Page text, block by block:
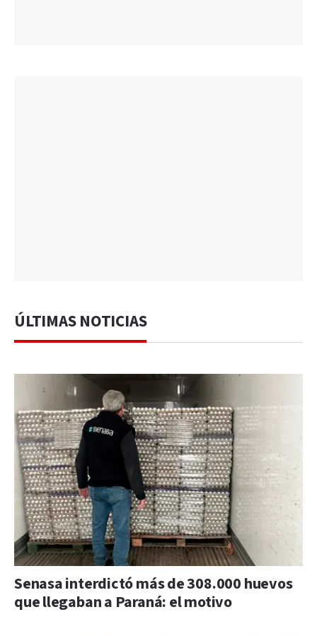
ÚLTIMAS NOTICIAS
Senasa interdictó más de 308.000 huevos
que llegaban a Paraná: el motivo